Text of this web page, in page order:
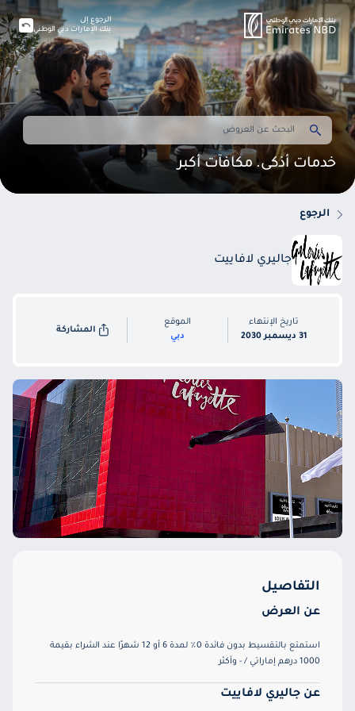
خدمات أذكى. مكافآت أكبر
الرجوع إلى
بنك الإمارات دبي الوطني
الرجوع
جاليري لافاييت
تاريخ الإنتهاء
31 ديسمبر 2030
الموقع
دبي
المشاركة
التفاصيل
عن العرض
استمتع بالتقسيط بدون فائدة 0٪ لمدة 6 أو 12 شهرًا عند الشراء بقيمة
1000 درهم إماراتي / - وأكثر
عن جاليري لافاييت